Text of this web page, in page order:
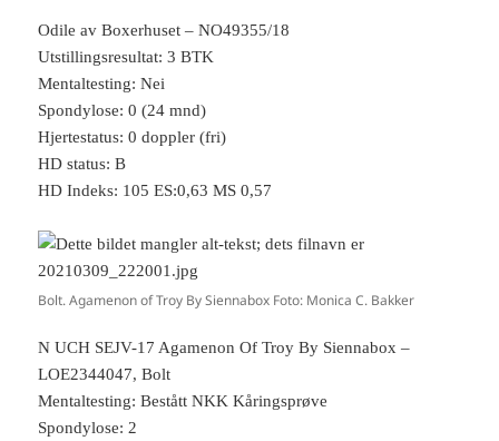
Odile av Boxerhuset – NO49355/18
Utstillingsresultat: 3 BTK
Mentaltesting: Nei
Spondylose: 0 (24 mnd)
Hjertestatus: 0 doppler (fri)
HD status: B
HD Indeks: 105 ES:0,63 MS 0,57
Bolt. Agamenon of Troy By Siennabox Foto: Monica C. Bakker
N UCH SEJV-17 Agamenon Of Troy By Siennabox –
LOE2344047, Bolt
Mentaltesting: Bestått NKK Kåringsprøve
Spondylose: 2